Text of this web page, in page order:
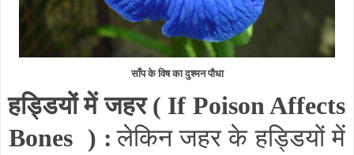
साँप के विष का दुश्मन पौधा
हड्डियों में जहर ( If Poison Affects
Bones ) : लेकिन जहर के हड्डियों में